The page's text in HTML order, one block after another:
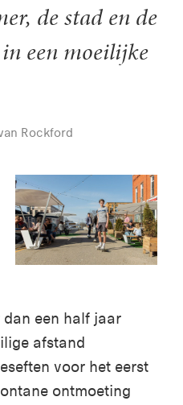
de stad en de
een moeilijke
Rockford
dan een half jaar
afstand
voor het eerst
ontmoeting